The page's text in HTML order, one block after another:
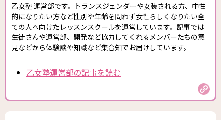
乙女塾 運営部です。トランスジェンダーや女装される方、中性
的になりたい方など性別や年齢を問わず女性らしくなりたい全
ての人へ向けたレッスンスクールを運営しています。記事では
生徒さんや運営部、開発など協力してくれるメンバーたちの意
見などから体験談や知識など集合知でお届けしています。
乙女塾運営部の記事を読む